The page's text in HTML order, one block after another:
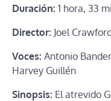
Duración: 1 hora, 33
Director: Joel
Voces: Antonio
Harvey Guillén
Sinopsis: El atrevido